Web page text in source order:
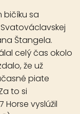
bičíku sa
Štangela.
celý čas okolo
že už
piate
to si
vyslúžil